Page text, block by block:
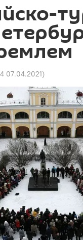
07.04.2021)